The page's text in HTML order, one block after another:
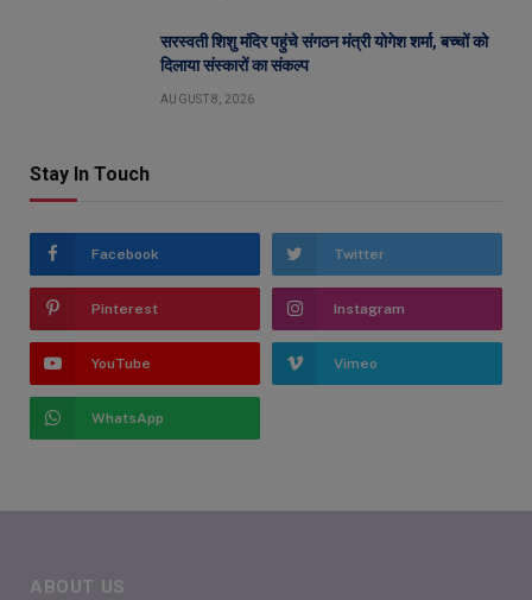
सरस्वती शिशु मंदिर पहुंचे संगठन मंत्री योगेश शर्मा, बच्चों को
दिलाया संस्कारों का संकल्प
AUGUST 8, 2026
Stay In Touch
Facebook Twitter
Pinterest Instagram
YouTube Vimeo
WhatsApp
ABOUT US